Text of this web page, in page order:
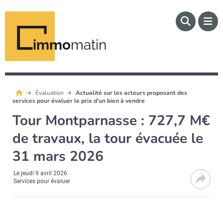
immomatin
Évaluation
Actualité sur les acteurs proposant des
services pour évaluer le prix d'un bien à vendre
Tour Montparnasse : 727,7 M€
de travaux, la tour évacuée le
31 mars 2026
Lejeudi 9 avril 2026
Services pour évaluer